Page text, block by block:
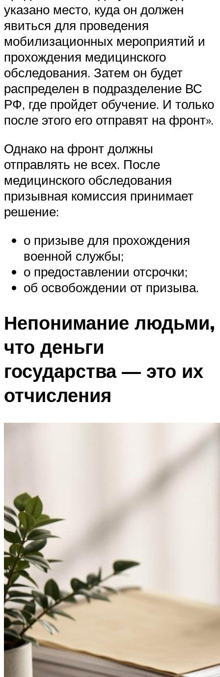
указано место, куда он должен
явиться для проведения
мобилизационных мероприятий и
прохождения медицинского
обследования. Затем он будет
распределен в подразделение ВС
РФ, где пройдет обучение. И только
после этого его отправят на фронт».
Однако на фронт должны
отправлять не всех. После
медицинского обследования
призывная комиссия принимает
решение:
о призыве для прохождения
военной службы;
о предоставлении отсрочки;
об освобождении от призыва.
Непонимание людьми,
что деньги
государства — это их
отчисления